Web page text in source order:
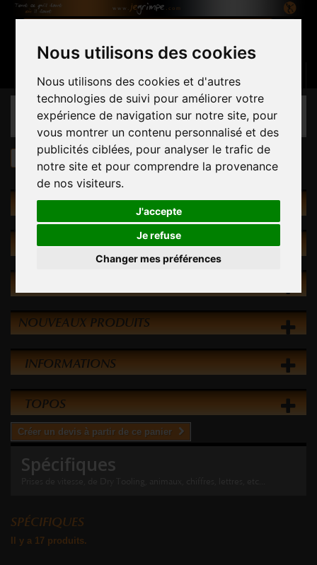
Nous utilisons des cookies
Nous utilisons des cookies et d'autres
technologies de suivi pour améliorer votre
expérience de navigation sur notre site, pour
vous montrer un contenu personnalisé et des
publicités ciblées, pour analyser le trafic de
notre site et pour comprendre la provenance
de nos visiteurs.
J'accepte
Je refuse
Changer mes préférences
Panier (vide)
CATÉGORIES
Spécifiques
SPÉCIFIQUES
RECHERCHE INTUITIVE
NOUVEAUX PRODUITS
INFORMATIONS
TOPOS
Créer un devis à partir de ce panier
Spécifiques
SPÉCIFIQUES
Il y a 17 produits.